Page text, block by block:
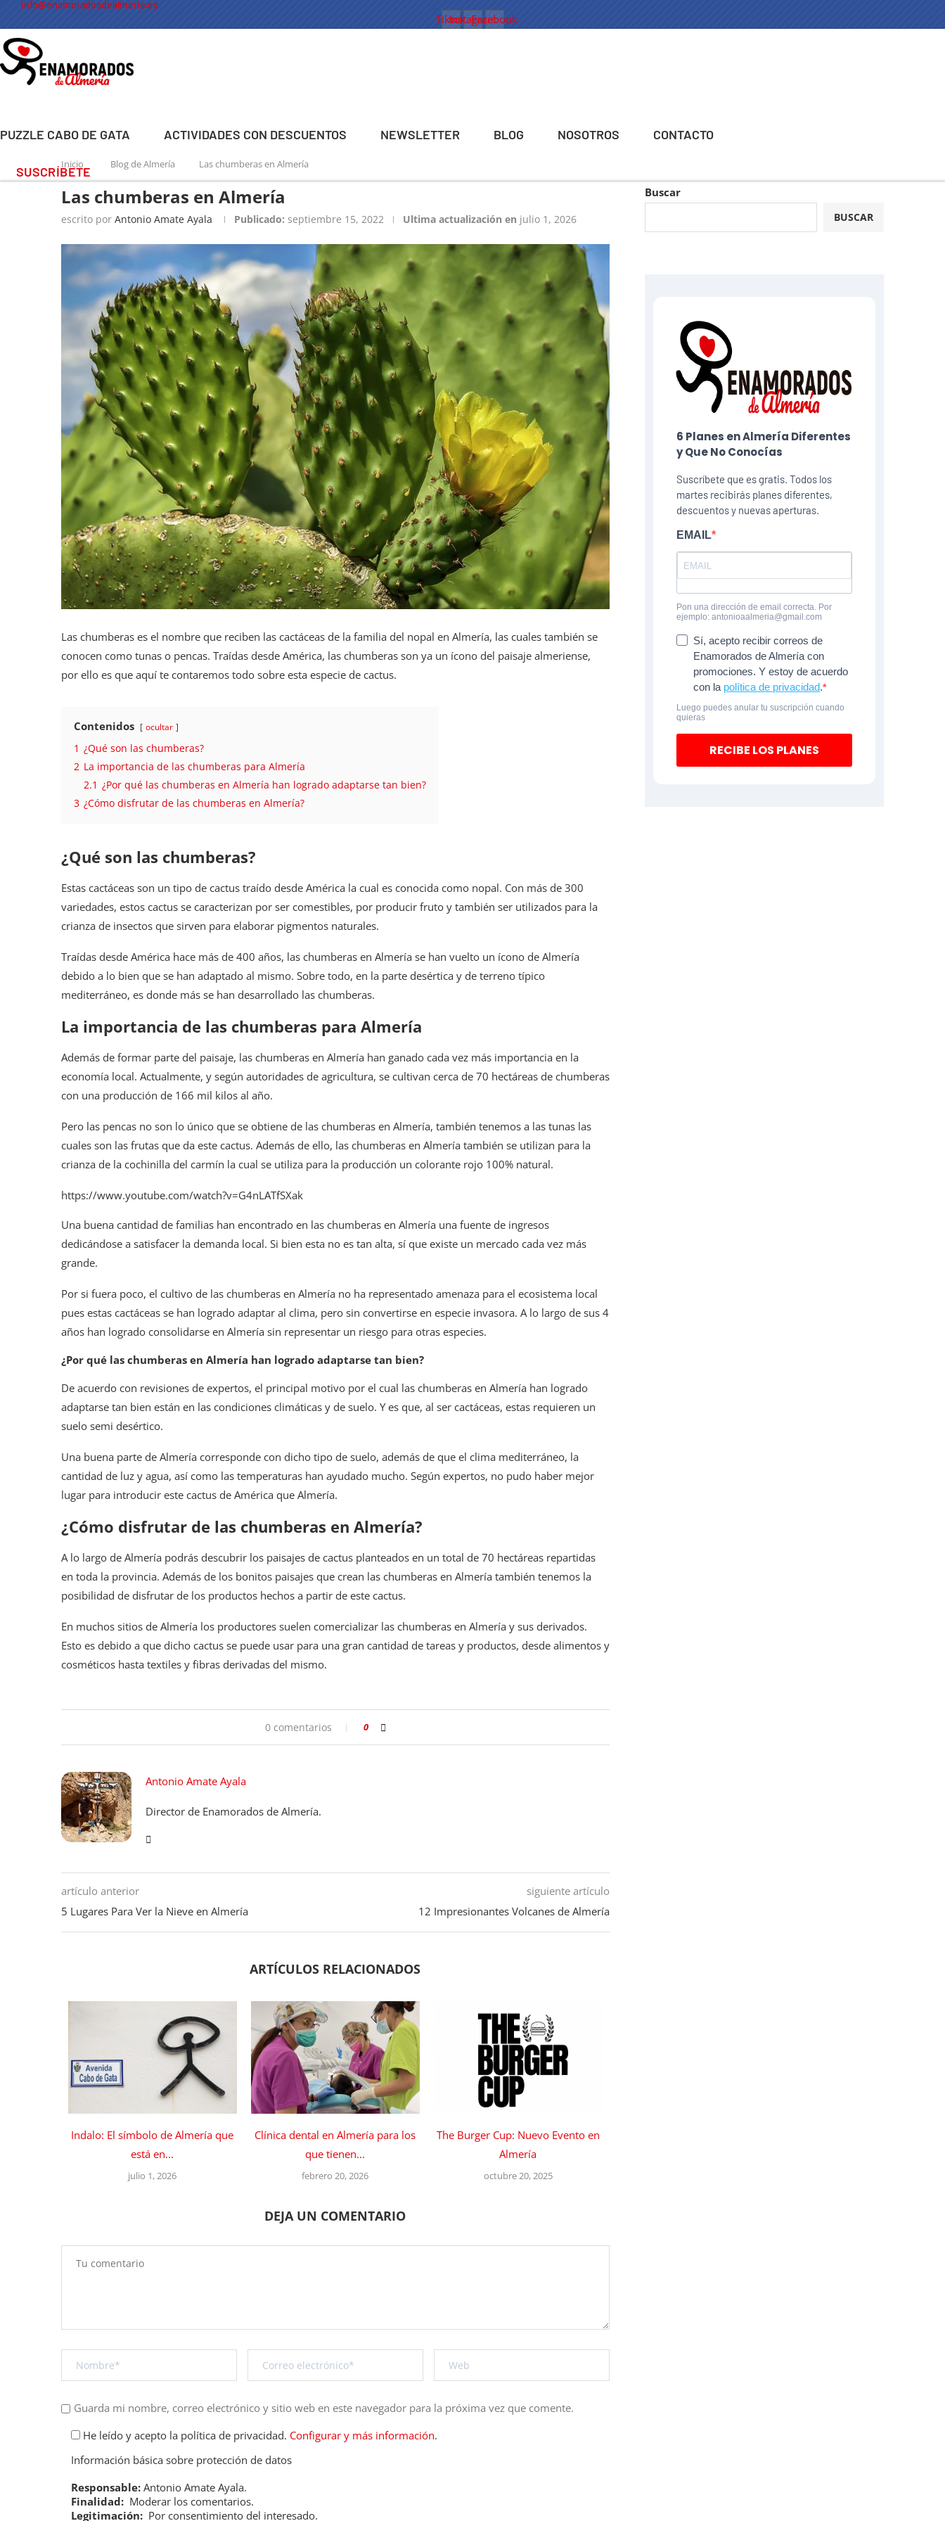
info@enamoradosdealmeria.es
Tiktok
Instagram
Facebook
PUZZLE CABO DE GATA ACTIVIDADES CON DESCUENTOS NEWSLETTER BLOG NOSOTROS CONTACTO
SUSCRÍBETE
Inicio Blog de Almería Las chumberas en Almería
Las chumberas en Almería
escrito por Antonio Amate Ayala Publicado: septiembre 15, 2022 Ultima actualización en julio 1, 2026
Las chumberas es el nombre que reciben las cactáceas de la familia del nopal en Almería, las cuales también se
conocen como tunas o pencas. Traídas desde América, las chumberas son ya un ícono del paisaje almeriense,
por ello es que aquí te contaremos todo sobre esta especie de cactus.
Contenidos ocultar
1 ¿Qué son las chumberas?
2 La importancia de las chumberas para Almería
2.1 ¿Por qué las chumberas en Almería han logrado adaptarse tan bien?
3 ¿Cómo disfrutar de las chumberas en Almería?
¿Qué son las chumberas?
Estas cactáceas son un tipo de cactus traído desde América la cual es conocida como nopal. Con más de 300
variedades, estos cactus se caracterizan por ser comestibles, por producir fruto y también ser utilizados para la
crianza de insectos que sirven para elaborar pigmentos naturales.
Traídas desde América hace más de 400 años, las chumberas en Almería se han vuelto un ícono de Almería
debido a lo bien que se han adaptado al mismo. Sobre todo, en la parte desértica y de terreno típico
mediterráneo, es donde más se han desarrollado las chumberas.
La importancia de las chumberas para Almería
Además de formar parte del paisaje, las chumberas en Almería han ganado cada vez más importancia en la
economía local. Actualmente, y según autoridades de agricultura, se cultivan cerca de 70 hectáreas de chumberas
con una producción de 166 mil kilos al año.
Pero las pencas no son lo único que se obtiene de las chumberas en Almería, también tenemos a las tunas las
cuales son las frutas que da este cactus. Además de ello, las chumberas en Almería también se utilizan para la
crianza de la cochinilla del carmín la cual se utiliza para la producción un colorante rojo 100% natural.
https://www.youtube.com/watch?v=G4nLATfSXak
Una buena cantidad de familias han encontrado en las chumberas en Almería una fuente de ingresos
dedicándose a satisfacer la demanda local. Si bien esta no es tan alta, sí que existe un mercado cada vez más
grande.
Por si fuera poco, el cultivo de las chumberas en Almería no ha representado amenaza para el ecosistema local
pues estas cactáceas se han logrado adaptar al clima, pero sin convertirse en especie invasora. A lo largo de sus 4
años han logrado consolidarse en Almería sin representar un riesgo para otras especies.
¿Por qué las chumberas en Almería han logrado adaptarse tan bien?
De acuerdo con revisiones de expertos, el principal motivo por el cual las chumberas en Almería han logrado
adaptarse tan bien están en las condiciones climáticas y de suelo. Y es que, al ser cactáceas, estas requieren un
suelo semi desértico.
Una buena parte de Almería corresponde con dicho tipo de suelo, además de que el clima mediterráneo, la
cantidad de luz y agua, así como las temperaturas han ayudado mucho. Según expertos, no pudo haber mejor
lugar para introducir este cactus de América que Almería.
¿Cómo disfrutar de las chumberas en Almería?
A lo largo de Almería podrás descubrir los paisajes de cactus planteados en un total de 70 hectáreas repartidas
en toda la provincia. Además de los bonitos paisajes que crean las chumberas en Almería también tenemos la
posibilidad de disfrutar de los productos hechos a partir de este cactus.
En muchos sitios de Almería los productores suelen comercializar las chumberas en Almería y sus derivados.
Esto es debido a que dicho cactus se puede usar para una gran cantidad de tareas y productos, desde alimentos y
cosméticos hasta textiles y fibras derivadas del mismo.
0 comentarios 0
Antonio Amate Ayala
Director de Enamorados de Almería.
artículo anterior
5 Lugares Para Ver la Nieve en Almería
siguiente artículo
12 Impresionantes Volcanes de Almería
ARTÍCULOS RELACIONADOS
Indalo: El símbolo de Almería que
está en...
julio 1, 2026
Clínica dental en Almería para los
que tienen...
febrero 20, 2026
The Burger Cup: Nuevo Evento en
Almería
octubre 20, 2025
DEJA UN COMENTARIO
Guarda mi nombre, correo electrónico y sitio web en este navegador para la próxima vez que comente.
He leído y acepto la política de privacidad. Configurar y más información.
Información básica sobre protección de datos
Responsable: Antonio Amate Ayala.
Finalidad: Moderar los comentarios.
Legitimación: Por consentimiento del interesado.
Buscar
BUSCAR
6 Planes​ en Almería Diferentes
y Que No Conocías
Suscríbete que es gratis. Todos los
martes recibirás planes diferentes,
descuentos y nuevas aperturas.
EMAIL
Pon una dirección de email correcta. Por
ejemplo: antonioaalmeria@gmail.com
Sí, acepto recibir correos de
Enamorados de Almería con
promociones. Y estoy de acuerdo
con la política de privacidad.
Luego puedes anular tu suscripción cuando
quieras
RECIBE LOS PLANES